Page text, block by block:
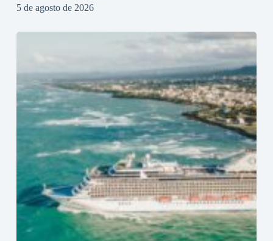
5 de agosto de 2026